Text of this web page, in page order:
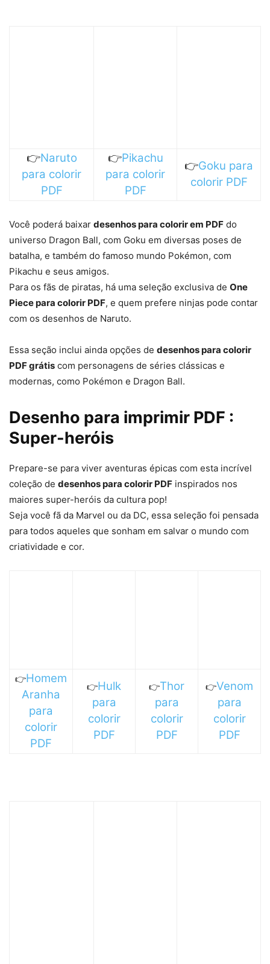
👉Naruto
para colorir
PDF
👉Pikachu
para colorir
PDF
👉Goku para
colorir PDF
Você poderá baixar desenhos para colorir em PDF do
universo Dragon Ball, com Goku em diversas poses de
batalha, e também do famoso mundo Pokémon, com
Pikachu e seus amigos.
Para os fãs de piratas, há uma seleção exclusiva de One
Piece para colorir PDF, e quem prefere ninjas pode contar
com os desenhos de Naruto.
Essa seção inclui ainda opções de desenhos para colorir
PDF grátis com personagens de séries clássicas e
modernas, como Pokémon e Dragon Ball.
Desenho para imprimir PDF :
Super-heróis
Prepare-se para viver aventuras épicas com esta incrível
coleção de desenhos para colorir PDF inspirados nos
maiores super-heróis da cultura pop!
Seja você fã da Marvel ou da DC, essa seleção foi pensada
para todos aqueles que sonham em salvar o mundo com
criatividade e cor.
👉Homem
Aranha
para
colorir
PDF
👉Hulk
para
colorir
PDF
👉Thor
para
colorir
PDF
👉Venom
para
colorir
PDF